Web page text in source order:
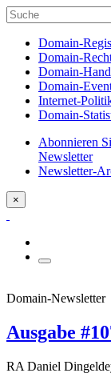
Domain-
Domain-
Domain-
Domain-
Internet-
Domain-
Abonnieren
Newsletter
Newsletter-
×
Domain-Newsletter
Ausgabe
RA Daniel